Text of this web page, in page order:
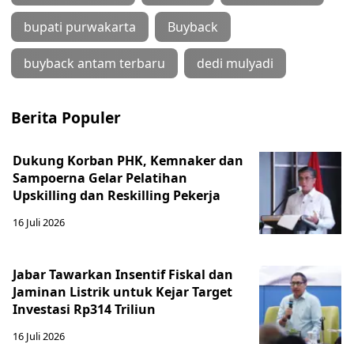
bupati purwakarta Buyback
buyback antam terbaru dedi mulyadi
Berita Populer
Dukung Korban PHK, Kemnaker dan
Sampoerna Gelar Pelatihan
Upskilling dan Reskilling Pekerja
16 Juli 2026
Jabar Tawarkan Insentif Fiskal dan
Jaminan Listrik untuk Kejar Target
Investasi Rp314 Triliun
16 Juli 2026